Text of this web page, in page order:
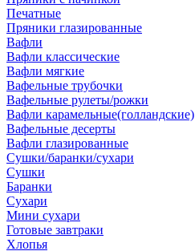
Печатные
Пряники глазированные
Вафли
Вафли классические
Вафли мягкие
Вафельные трубочки
Вафельные рулеты/рожки
Вафли карамельные(голландские)
Вафельные десерты
Вафли глазированные
Сушки/баранки/сухари
Сушки
Баранки
Сухари
Мини сухари
Готовые завтраки
Хлопья